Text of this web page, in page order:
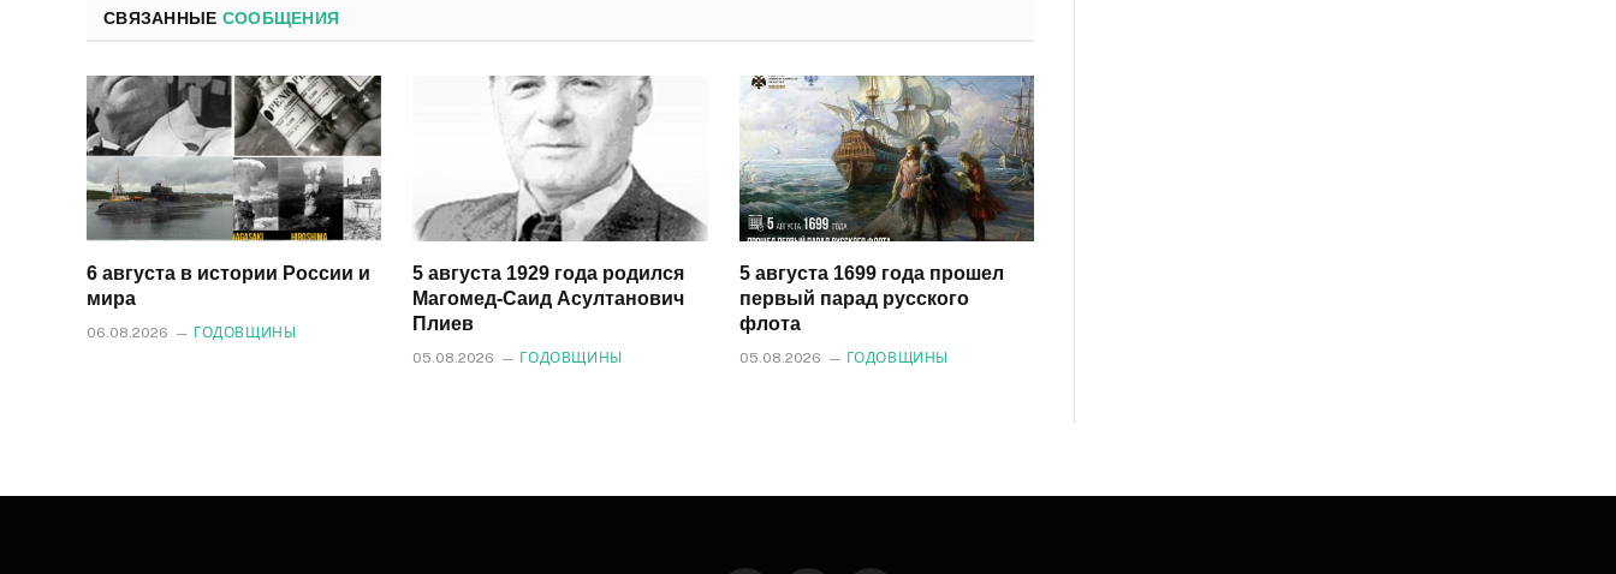
СВЯЗАННЫЕ СООБЩЕНИЯ
6 августа в истории России и
мира
06.08.2026 ГОДОВЩИНЫ
5 августа 1929 года родился
Магомед‑Саид Асултанович
Плиев
05.08.2026 ГОДОВЩИНЫ
5 августа 1699 года прошел
первый парад русского
флота
05.08.2026 ГОДОВЩИНЫ